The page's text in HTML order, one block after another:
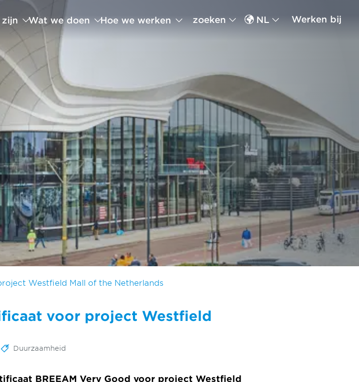
Werken bij
NL
zoeken
zijn Wat we doen Hoe we werken
Westfield Mall of the Netherlands
voor project Westfield
Duurzaamheid
BREEAM Very Good voor project Westfield